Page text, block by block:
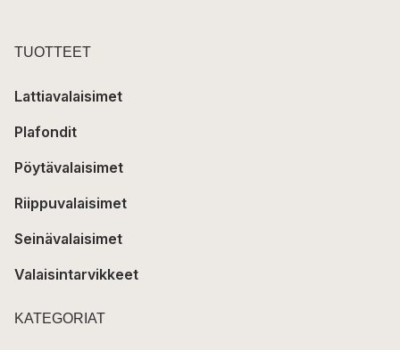
TUOTTEET
Lattiavalaisimet
Plafondit
Pöytävalaisimet
Riippuvalaisimet
Seinävalaisimet
Valaisintarvikkeet
KATEGORIAT